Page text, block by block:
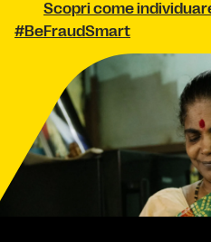
Scopri come
#BeFraudSmart